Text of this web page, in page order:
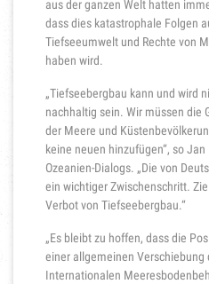
aus der ganzen Welt hatten
dass dies katastrophale Folgen
Tiefseeumwelt und Rechte von
haben wird.
„Tiefseebergbau kann und wird
nachhaltig sein. Wir müssen die
der Meere und
keine neuen hinzufügen“, so
Ozeanien-Dialogs. „Die von
ein wichtiger Zwischenschritt.
Verbot von Tiefseebergbau.“
„Es bleibt zu hoffen, dass die
einer allgemeinen Verschiebung
Internationalen